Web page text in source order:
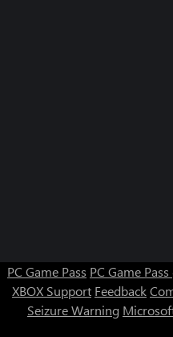
PC Game Pass PC Game
XBOX Support Feedback
Seizure Warning